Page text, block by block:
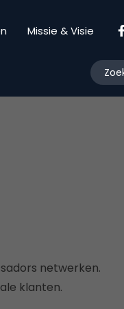
Missie & Visie
netwerken.
klanten.